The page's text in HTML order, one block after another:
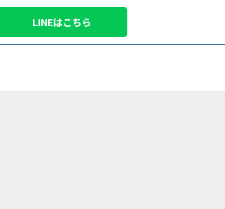
LINEはこちら